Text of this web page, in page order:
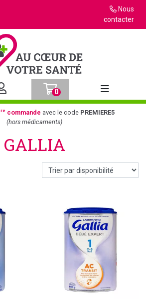
Nous
contacter
0
Afficher la
recommande avec le code PREMIERE5
(hors médicaments)
GALLIA